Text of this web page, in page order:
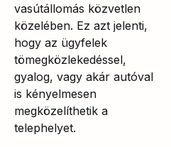
vasútállomás közvetlen
közelében. Ez azt jelenti,
hogy az ügyfelek
tömegközlekedéssel,
gyalog, vagy akár autóval
is kényelmesen
megközelíthetik a
telephelyet.